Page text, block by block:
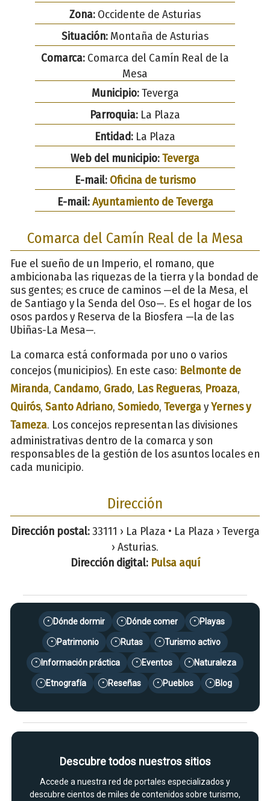
Zona: Occidente de Asturias
Situación: Montaña de Asturias
Comarca: Comarca del Camín Real de la
Mesa
Municipio:Teverga
Parroquia: La Plaza
Entidad: La Plaza
Web del municipio:Teverga
E-mail: Oficina de turismo
E-mail:Ayuntamiento de Teverga
Comarca del Camín Real de la Mesa
Fue el sueño de un Imperio, el romano, que
ambicionaba las riquezas de la tierra y la bondad de
sus gentes; es cruce de caminos —el de la Mesa, el
de Santiago y la Senda del Oso—. Es el hogar de los
osos pardos y Reserva de la Biosfera —la de las
Ubiñas-La Mesa—.
La comarca está conformada por uno o varios
concejos (municipios). En este caso: Belmonte de
Miranda, Candamo, Grado, Las Regueras, Proaza,
Quirós, Santo Adriano, Somiedo, TevergayYernes y
Tameza. Los concejos representan las divisiones
administrativas dentro de la comarca y son
responsables de la gestión de los asuntos locales en
cada municipio.
Dirección
Dirección postal:33111 › La Plaza • La Plaza › Teverga
› Asturias.
Dirección digital: Pulsa aquí
• Dónde dormir • Dónde comer • Playas
• Patrimonio • Rutas • Turismo activo
• Información práctica • Eventos • Naturaleza
• Etnografía • Reseñas • Pueblos • Blog
Descubre todos nuestros sitios
Accede a nuestra red de portales especializados y
descubre cientos de miles de contenidos sobre turismo,